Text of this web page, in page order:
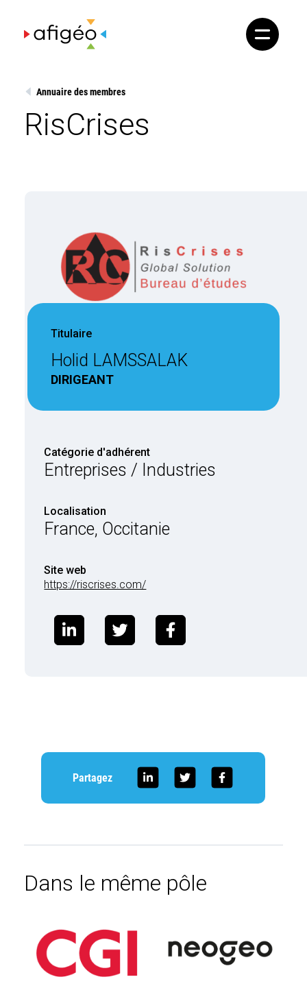
content
Annuaire des membres
RisCrises
Titulaire
Holid LAMSSALAK
DIRIGEANT
Catégorie d'adhérent
Entreprises / Industries
Localisation
France, Occitanie
Site web
https://riscrises.com/
Partagez
Dans le même pôle